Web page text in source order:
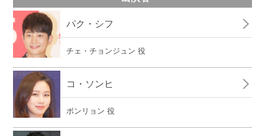
パク・シフ
チェ・チョンジュン 役
コ・ソンヒ
ボンリョン 役